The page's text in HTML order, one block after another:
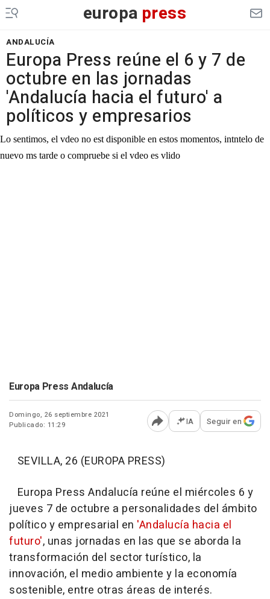
europa press
ANDALUCÍA
Europa Press reúne el 6 y 7 de
octubre en las jornadas
'Andalucía hacia el futuro' a
políticos y empresarios
Europa Press Andalucía
Domingo, 26 septiembre 2021
Publicado: 11:29
Abrir opciones para
IA Seguir en
SEVILLA, 26 (EUROPA PRESS)
Europa Press Andalucía reúne el miércoles 6 y
jueves 7 de octubre a personalidades del ámbito
político y empresarial en 'Andalucía hacia el
futuro', unas jornadas en las que se aborda la
transformación del sector turístico, la
innovación, el medio ambiente y la economía
sostenible, entre otras áreas de interés.